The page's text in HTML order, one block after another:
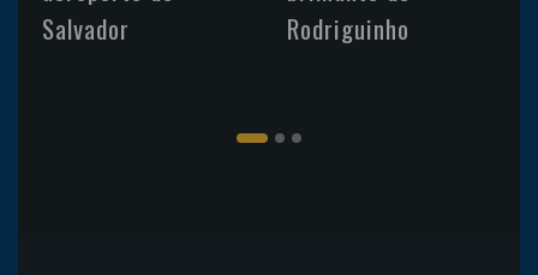
Salvador
Rodriguinho